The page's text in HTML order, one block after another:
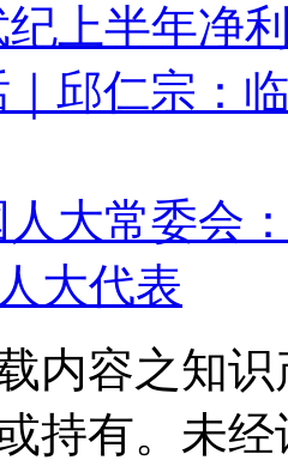
纪上半年净
｜邱仁宗：
人大常委会
大代表
内容之知
持有。未